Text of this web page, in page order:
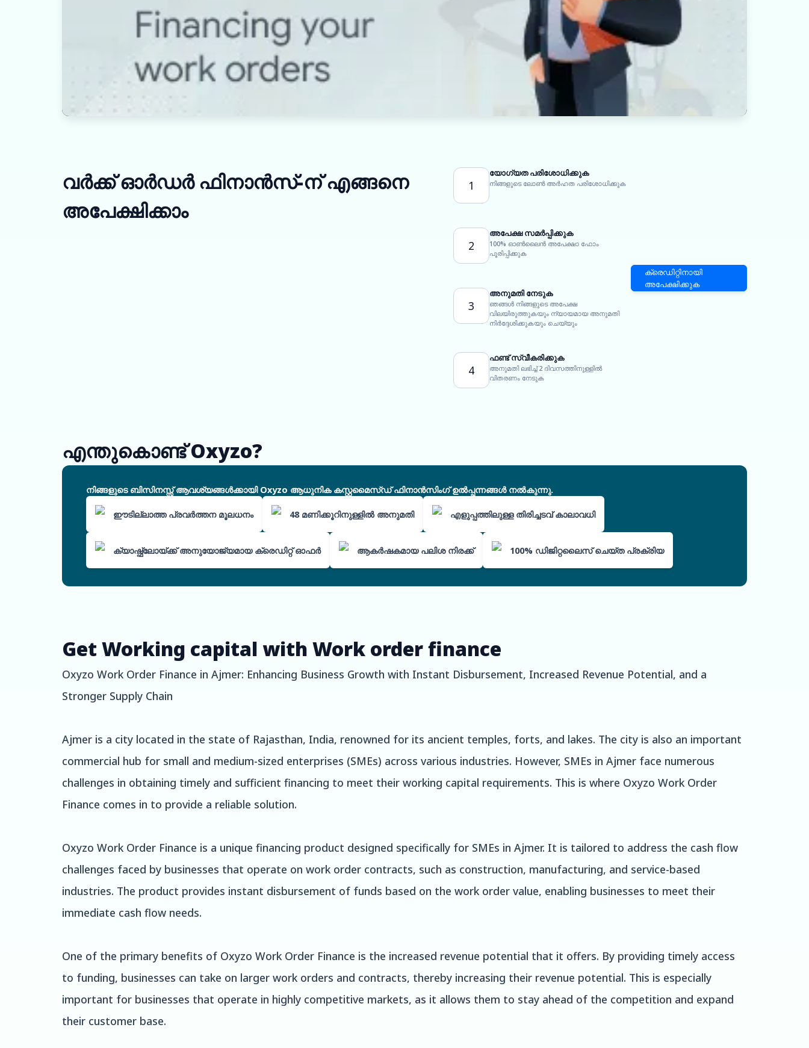
വർക്ക് ഓർഡർ ഫിനാൻസ്-ന് എങ്ങനെ
അപേക്ഷിക്കാം
1
യോഗ്യത പരിശോധിക്കുക
നിങ്ങളുടെ ലോൺ അർഹത പരിശോധിക്കുക
2
അപേക്ഷ സമർപ്പിക്കുക
100% ഓൺലൈൻ അപേക്ഷാ ഫോം
പൂരിപ്പിക്കുക
3
അനുമതി നേടുക
ഞങ്ങൾ നിങ്ങളുടെ അപേക്ഷ
വിലയിരുത്തുകയും ന്യായമായ അനുമതി
നിർദ്ദേശിക്കുകയും ചെയ്യും
4
ഫണ്ട് സ്വീകരിക്കുക
അനുമതി ലഭിച്ച് 2 ദിവസത്തിനുള്ളിൽ
വിതരണം നേടുക
ക്രെഡിറ്റിനായി
അപേക്ഷിക്കുക
എന്തുകൊണ്ട് Oxyzo?
നിങ്ങളുടെ ബിസിനസ്സ് ആവശ്യങ്ങൾക്കായി Oxyzo ആധുനിക കസ്റ്റമൈസ്ഡ് ഫിനാൻസിംഗ് ഉൽപ്പന്നങ്ങൾ നൽകുന്നു.
ഈടില്ലാത്ത പ്രവർത്തന മൂലധനം 48 മണിക്കൂറിനുള്ളിൽ അനുമതി എളുപ്പത്തിലുള്ള തിരിച്ചടവ് കാലാവധി
ക്യാഷ്ഫ്ലോയ്ക്ക് അനുയോജ്യമായ ക്രെഡിറ്റ് ഓഫർ ആകർഷകമായ പലിശ നിരക്ക് 100% ഡിജിറ്റലൈസ് ചെയ്ത പ്രക്രിയ
Get Working capital with Work order finance
Oxyzo Work Order Finance in Ajmer: Enhancing Business Growth with Instant Disbursement, Increased Revenue Potential, and a
Stronger Supply Chain
Ajmer is a city located in the state of Rajasthan, India, renowned for its ancient temples, forts, and lakes. The city is also an important
commercial hub for small and medium-sized enterprises (SMEs) across various industries. However, SMEs in Ajmer face numerous
challenges in obtaining timely and sufficient financing to meet their working capital requirements. This is where Oxyzo Work Order
Finance comes in to provide a reliable solution.
Oxyzo Work Order Finance is a unique financing product designed specifically for SMEs in Ajmer. It is tailored to address the cash flow
challenges faced by businesses that operate on work order contracts, such as construction, manufacturing, and service-based
industries. The product provides instant disbursement of funds based on the work order value, enabling businesses to meet their
immediate cash flow needs.
One of the primary benefits of Oxyzo Work Order Finance is the increased revenue potential that it offers. By providing timely access
to funding, businesses can take on larger work orders and contracts, thereby increasing their revenue potential. This is especially
important for businesses that operate in highly competitive markets, as it allows them to stay ahead of the competition and expand
their customer base.